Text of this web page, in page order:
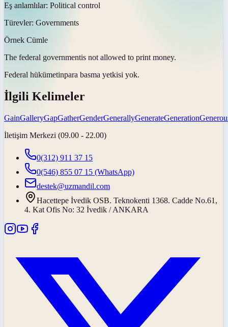
Eş anlamlılar: Political control
Türevler: Governments
Örnek Cümle
The federal governmentis not allowed to print money.
Federal hükümetinpara basma yetkisi yok.
İlgili Kelimeler
GainGalleryGapGatherGenderGenerallyGenerateGeneration
İletişim Merkezi (09.00 - 22.00)
0(312) 911 37 15
0(546) 855 07 15 (WhatsApp)
destek@uzmandil.com
Hacettepe İvedik OSB. Teknokenti 1368. Cadde No.61,
4. Kat Ofis No: 32 İvedik / ANKARA